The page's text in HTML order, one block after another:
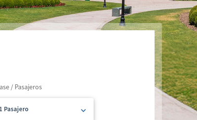
/ Pasajeros
1 Pasajero